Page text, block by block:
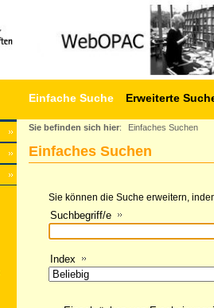
Einfache Suche Erweiterte
Sie befinden sich hier: Einfaches Suchen
Einfaches Suchen
Sie können die Suche erweitern,
Suchbegriff/e
Index